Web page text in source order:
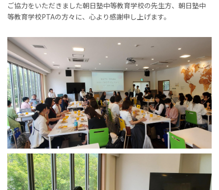
ご協力をいただきました朝日塾中等教育学校の先生方、朝日塾中
等教育学校PTAの方々に、心より感謝申し上げます。